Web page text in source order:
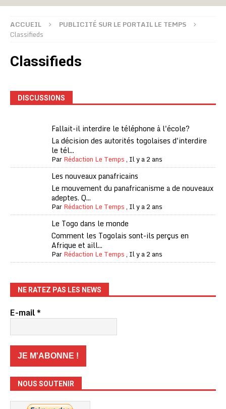
ACCUEIL
PUBLICITÉ SUR LE PORTAIL LE TEMPS
Classifieds
Classifieds
DISCUSSIONS
Fallait-il interdire le téléphone à l'école?
La décision des autorités togolaises d'interdire
le tél...
ParRédaction Le Temps, Il y a 2 ans
Les nouveaux panafricains
Le mouvement du panafricanisme a de nouveaux
adeptes. Q...
ParRédaction Le Temps, Il y a 2 ans
Le Togo dans le monde
Comment les Togolais sont-ils perçus en
Afrique et aill...
ParRédaction Le Temps, Il y a 2 ans
NE RATEZ PAS LES NEWS
E-mail*
NOUS SOUTENIR